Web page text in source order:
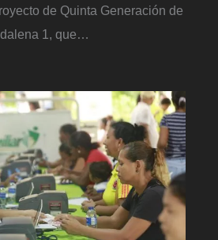
de Quinta Generación de
1, que…